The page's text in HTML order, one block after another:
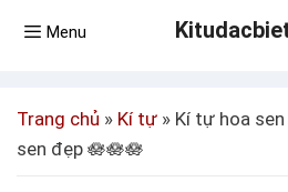
Menu
Trang chủ » Kí tự » Kí tự hoa
sen đẹp 🪷🪷🪷